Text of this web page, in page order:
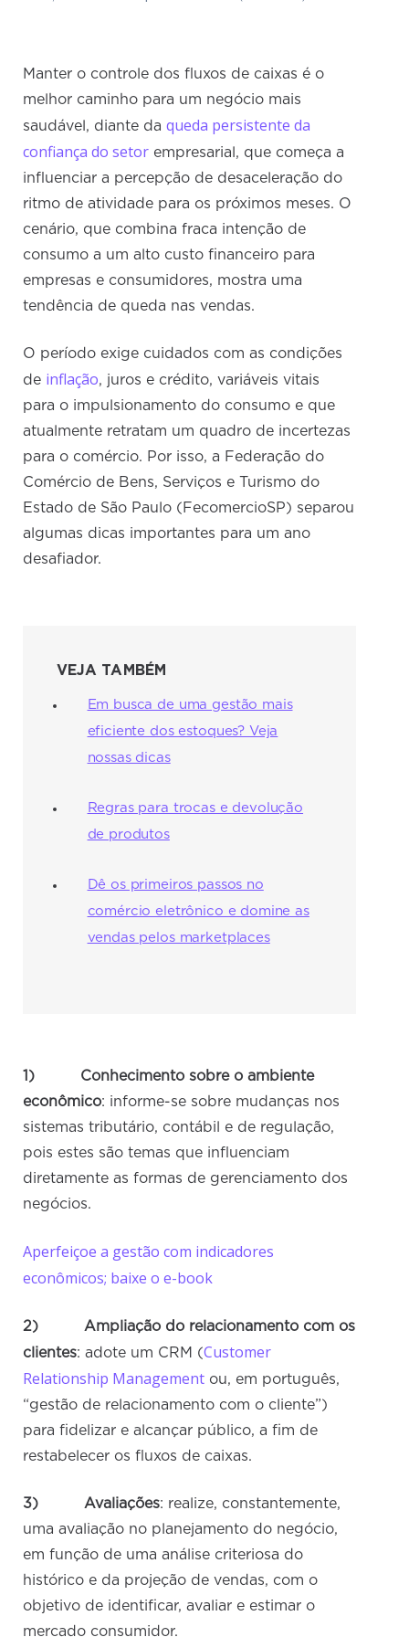
Manter o controle dos fluxos de caixas é o
melhor caminho para um negócio mais
saudável, diante daqueda persistente da
confiança do setor empresarial, que começa a
influenciar a percepção de desaceleração do
ritmo de atividade para os próximos meses. O
cenário, que combina fraca intenção de
consumo a um alto custo financeiro para
empresas e consumidores, mostra uma
tendência de queda nas vendas.
O período exige cuidados com as condições
de inflação, juros e crédito, variáveis vitais
para o impulsionamento do consumo e que
atualmente retratam um quadro de incertezas
para o comércio. Por isso, a Federação do
Comércio de Bens, Serviços e Turismo do
Estado de São Paulo (FecomercioSP) separou
algumas dicas importantes para um ano
desafiador.
VEJA TAMBÉM
Em busca de uma gestão mais
eficiente dos estoques? Veja
nossas dicas
Regras para trocas e devolução
de produtos
Dê os primeiros passos no
comércio eletrônico e domine as
vendas pelos marketplaces
1) Conhecimento sobre o ambiente
econômico: informe-se sobre mudanças nos
sistemas tributário, contábil e de regulação,
pois estes são temas que influenciam
diretamente as formas de gerenciamento dos
negócios.
Aperfeiçoe a gestão com indicadores
econômicos; baixe o e-book
2)
Ampliação do relacionamento com os
clientes: adote um CRM (Customer
Relationship Management ou, em português,
“gestão de relacionamento com o cliente”)
para fidelizar e alcançar público, a fim de
restabelecer os fluxos de caixas.
3) Avaliações: realize, constantemente,
uma avaliação no planejamento do negócio,
em função de uma análise criteriosa do
histórico e da projeção de vendas, com o
objetivo de identificar, avaliar e estimar o
mercado consumidor.